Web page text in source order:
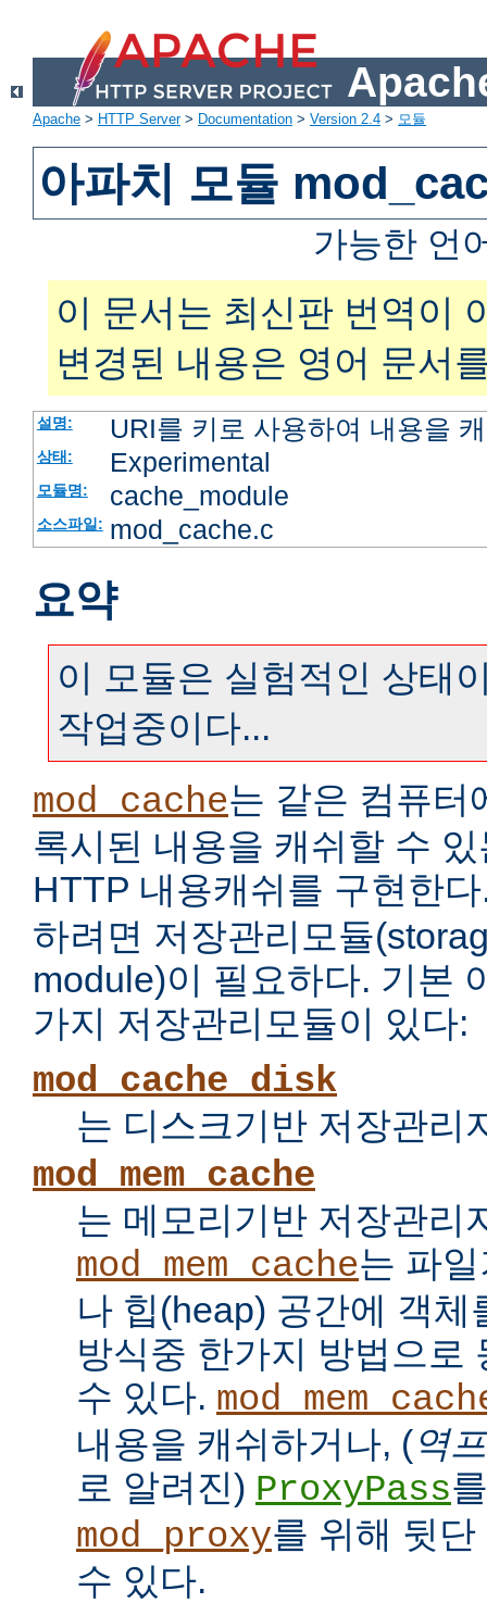
Apache > HTTP Server> Documentation > Version 2.4 > 모듈
아파치 모듈
가능한 언
이 문서는 최신판 번역이
변경된 내용은 영어 문서
설명: URI를 키로 사용하여 내용을
상태: Experimental
모듈명: cache_module
소스파일: mod_cache.c
요약
이 모듈은 실험적인 상태
작업중이다...
mod_cache는 같은 컴퓨터
록시된 내용을 캐쉬할 수
HTTP 내용캐쉬를 구현한
하려면 저장관리모듈
module)이 필요하다. 기본
가지 저장관리모듈이 있다:
mod_cache_disk
는 디스크기반 저장관리
mod_mem_cache
는 메모리기반 저장관리
mod_mem_cache는 파
나 힙(heap) 공간에 객
방식중 한가지 방법으로
수 있다.
내용을 캐쉬하거나, (역
로 알려진) ProxyPass
mod_proxy를 위해 뒷
수 있다.